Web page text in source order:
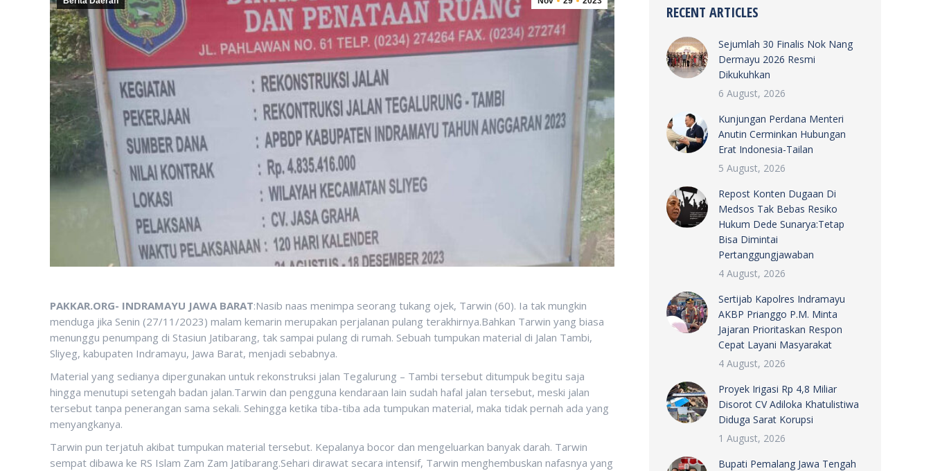
PAKKAR.ORG- INDRAMAYU JAWA BARAT:Nasib naas menimpa seorang tukang ojek, Tarwin (60). Ia tak mungkin
menduga jika Senin (27/11/2023) malam kemarin merupakan perjalanan pulang terakhirnya.Bahkan Tarwin yang biasa
menunggu penumpang di Stasiun Jatibarang, tak sampai pulang di rumah. Sebuah tumpukan material di Jalan Tambi,
Sliyeg, kabupaten Indramayu, Jawa Barat, menjadi sebabnya.
Material yang sedianya dipergunakan untuk rekonstruksi jalan Tegalurung – Tambi tersebut ditumpuk begitu saja
hingga menutupi setengah badan jalan.Tarwin dan pengguna kendaraan lain sudah hafal jalan tersebut, meski jalan
tersebut tanpa penerangan sama sekali. Sehingga ketika tiba-tiba ada tumpukan material, maka tidak pernah ada yang
menyangkanya.
Tarwin pun terjatuh akibat tumpukan material tersebut. Kepalanya bocor dan mengeluarkan banyak darah. Tarwin
sempat dibawa ke RS Islam Zam Zam Jatibarang.Sehari dirawat secara intensif, Tarwin menghembuskan nafasnya yang
RECENT ARTICLES
Sejumlah 30 Finalis Nok Nang
Dermayu 2026 Resmi
Dikukuhkan
6 August, 2026
Kunjungan Perdana Menteri
Anutin Cerminkan Hubungan
Erat Indonesia-Tailan
5 August, 2026
Repost Konten Dugaan Di
Medsos Tak Bebas Resiko
Hukum Dede Sunarya:Tetap
Bisa Dimintai
Pertanggungjawaban
4 August, 2026
Sertijab Kapolres Indramayu
AKBP Prianggo P.M. Minta
Jajaran Prioritaskan Respon
Cepat Layani Masyarakat
4 August, 2026
Proyek Irigasi Rp 4,8 Miliar
Disorot CV Adiloka Khatulistiwa
Diduga Sarat Korupsi
1 August, 2026
Bupati Pemalang Jawa Tengah